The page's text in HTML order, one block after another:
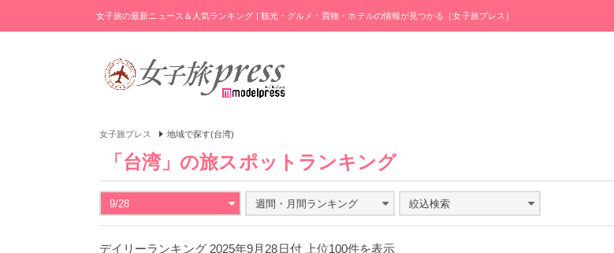
女子旅の最新ニュース＆人気ランキング | 観光・グルメ・買物・ホテルの情報が見つかる［女子旅プレス］
女子旅プレス 地域で探す(台湾)
「台湾」の旅スポットランキング
9/28 週間・月間ランキング 絞込検索
デイリーランキング 2025年9月28日付 上位100件を表示